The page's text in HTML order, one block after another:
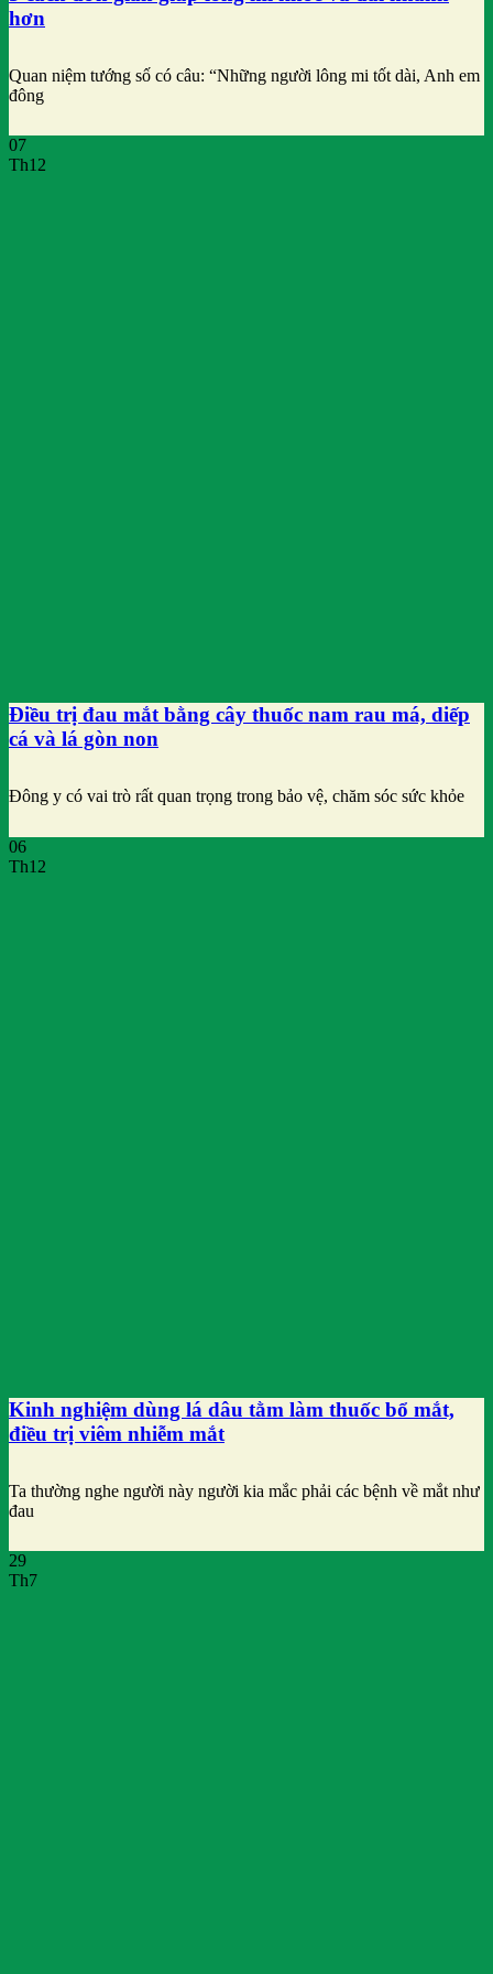
hơn
Quan niệm tướng số có câu: “Những người lông mi tốt dài, Anh em
đông
07
Th12
Điều trị đau mắt bằng cây thuốc nam rau má, diếp
cá và lá gòn non
Đông y có vai trò rất quan trọng trong bảo vệ, chăm sóc sức khỏe
06
Th12
Kinh nghiệm dùng lá dâu tằm làm thuốc bổ mắt,
điều trị viêm nhiễm mắt
Ta thường nghe người này người kia mắc phải các bệnh về mắt như
đau
29
Th7